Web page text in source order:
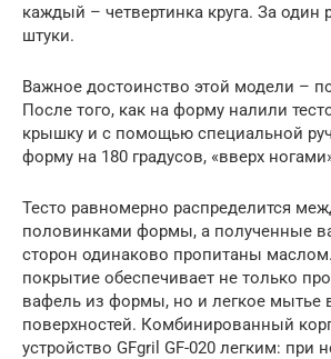
каждый – четвертинка круга. За один
штуки.
Важное достоинство этой модели –
После того, как на форму налили
крышку и с помощью специальной
форму на 180 градусов, «вверх
Тесто равномерно распределится
половинками формы, а полученные
сторон одинаково пропитаны
покрытие обеспечивает не только
вафель из формы, но и легкое мытье
поверхностей. Комбинированный
устройство GFgril GF-020 легким: при